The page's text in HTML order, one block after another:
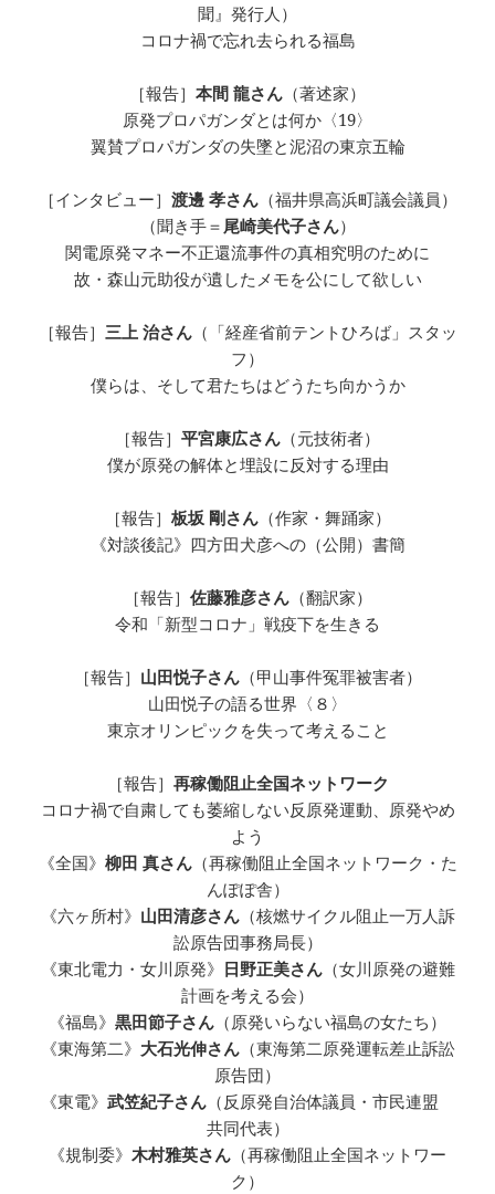
聞』発行人）
コロナ禍で忘れ去られる福島
［報告］ 本間 龍さん （著述家）
原発プロパガンダとは何か〈19〉
翼賛プロパガンダの失墜と泥沼の東京五輪
［インタビュー］ 渡邊 孝さん（福井県高浜町議会議員）
（聞き手＝ 尾崎美代子さん）
関電原発マネー不正還流事件の真相究明のために
故・森山元助役が遺したメモを公にして欲しい
［報告］ 三上 治さん（「経産省前テントひろば」スタッ
フ）
僕らは、そして君たちはどうたち向かうか
［報告］ 平宮康広さん （元技術者）
僕が原発の解体と埋設に反対する理由
［報告］ 板坂 剛さん（作家・舞踊家）
《対談後記》四方田犬彦への（公開）書簡
［報告］ 佐藤雅彦さん（翻訳家）
令和「新型コロナ」戦疫下を生きる
［報告］ 山田悦子さん（甲山事件冤罪被害者）
山田悦子の語る世界〈８〉
東京オリンピックを失って考えること
［報告］ 再稼働阻止全国ネットワーク
コロナ禍で自粛しても萎縮しない反原発運動、原発やめ
よう
《全国》 柳田 真さん（再稼働阻止全国ネットワーク・た
んぽぽ舎）
《六ヶ所村》 山田清彦さん（核燃サイクル阻止一万人訴
訟原告団事務局長）
《東北電力・女川原発》 日野正美さん（女川原発の避難
計画を考える会）
《福島》 黒田節子さん （原発いらない福島の女たち）
《東海第二》 大石光伸さん（東海第二原発運転差止訴訟
原告団）
《東電》 武笠紀子さん（反原発自治体議員・市民連盟
共同代表）
《規制委》 木村雅英さん （再稼働阻止全国ネットワー
ク）